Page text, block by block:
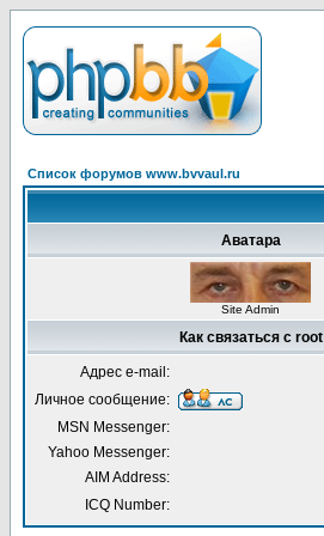
Список форумов www.bvvaul.ru
Аватара
Site Admin
Как связаться с root
Адрес e-mail:
Личное сообщение:
MSN Messenger:
Yahoo Messenger:
AIM Address:
ICQ Number: